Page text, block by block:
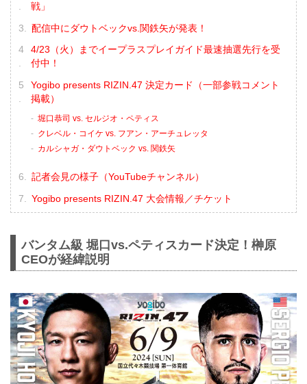
戦」
配信中にダウトベックvs.関鉄矢が発表！
4/23（火）までイープラスプレイガイド最速抽選先行を受
付中！
Yogibo presents RIZIN.47 決定カード（一部参戦コメント
掲載）
堀口恭司 vs. セルジオ・ペティス
クレベル・コイケ vs. フアン・アーチュレッタ
カルシャガ・ダウトベック vs. 関鉄矢
記者会見の様子（YouTubeチャンネル）
Yogibo presents RIZIN.47 大会情報／チケット
バンタム級 堀口vs.ペティスカード決定！榊原
CEOが経緯説明